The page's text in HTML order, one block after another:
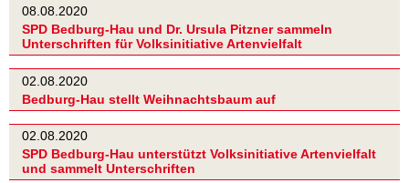
08.08.2020
SPD Bedburg-Hau und Dr. Ursula Pitzner sammeln
Unterschriften für Volksinitiative Artenvielfalt
02.08.2020
Bedburg-Hau stellt Weihnachtsbaum auf
02.08.2020
SPD Bedburg-Hau unterstützt Volksinitiative Artenvielfalt
und sammelt Unterschriften